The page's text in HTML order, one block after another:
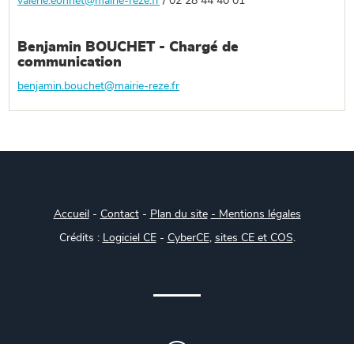
Benjamin BOUCHET - Chargé de
communication
benjamin.bouchet@mairie-reze.fr
Accueil - Contact- Plan du site - Mentions légales
Crédits : Logiciel CE- CyberCE, sites CE et COS.